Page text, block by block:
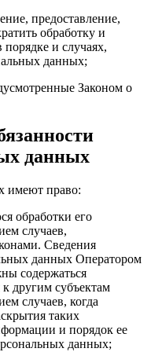
предоставление,
обработку и
и случаях,
данных;
Законом о
данных
имеют право:
обработки его
случаев,
Сведения
данных Оператором
содержаться
другим субъектам
случаев, когда
таких
и порядок ее
данных;